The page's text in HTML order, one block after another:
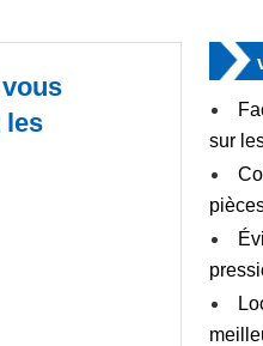
les
sur